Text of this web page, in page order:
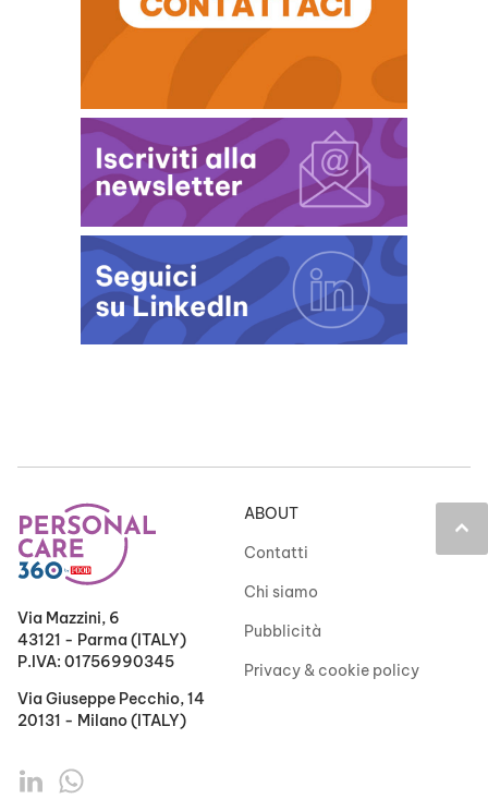
keyboard_arrow_up
Via Mazzini, 6
43121 - Parma (ITALY)
P.IVA: 01756990345
Via Giuseppe Pecchio, 14
20131 - Milano (ITALY)
ABOUT
Contatti
Chi siamo
Pubblicità
Privacy & cookie policy